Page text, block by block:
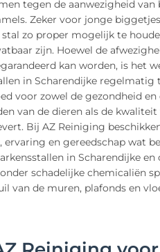
tegen de aanwezigheid van
Zeker voor jonge
zo proper mogelijk te
zijn. Hoewel de
kan worden, is het
in Scharendijke regelmatig
voor zowel de gezondheid en
van de dieren als de kwaliteit
Bij AZ Reiniging
ervaring en gereedschap wat
in Scharendijke en
schadelijke chemicaliën
van de muren, plafonds en